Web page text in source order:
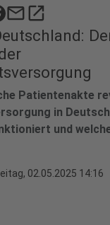
mailopen_in_new
Patientenakte
in
und
02.05.2025 14:16